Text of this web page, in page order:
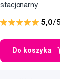
stacjonarny
5,0/5
Do koszyka